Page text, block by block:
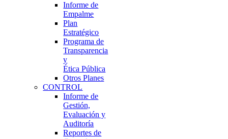
Informe de
Empalme
Plan
Estratégico
Programa de
Transparencia
y
Ética Pública
Otros Planes
CONTROL
Informe de
Gestión,
Evaluación y
Auditoría
Reportes de